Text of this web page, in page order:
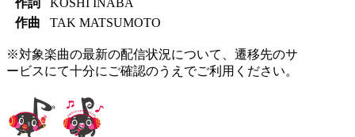
作曲
TAK MATSUMOTO
※対象楽曲の最新の配信状況について、遷移先のサ
ービスにて十分にご確認のうえでご利用ください。